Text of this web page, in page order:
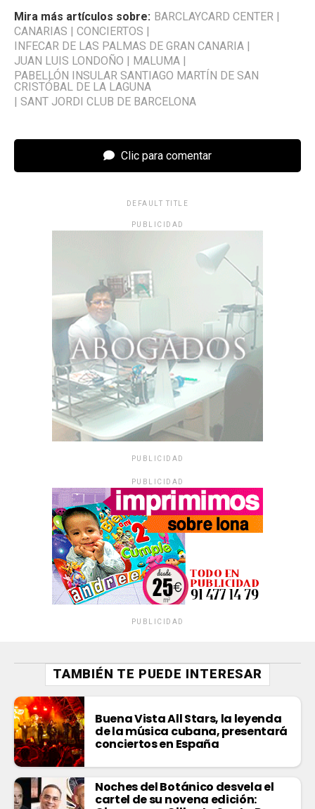
Mira más artículos sobre: BARCLAYCARD CENTER |
CANARIAS | CONCIERTOS |
INFECAR DE LAS PALMAS DE GRAN CANARIA |
JUAN LUIS LONDOÑO | MALUMA |
PABELLÓN INSULAR SANTIAGO MARTÍN DE SAN
CRISTÓBAL DE LA LAGUNA
| SANT JORDI CLUB DE BARCELONA
Clic para comentar
DEFAULT TITLE
PUBLICIDAD
PUBLICIDAD
PUBLICIDAD
PUBLICIDAD
TAMBIÉN TE PUEDE INTERESAR
Buena Vista All Stars, la leyenda
de la música cubana, presentará
conciertos en España
Noches del Botánico desvela el
cartel de su novena edición: